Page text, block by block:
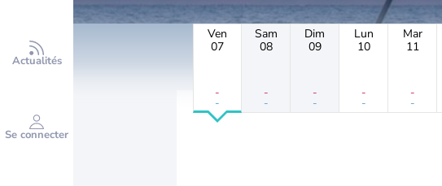
Actualités
Se connecter
Ven
07
-
-
Sam
08
-
-
Dim
09
-
-
Lun
10
-
-
Mar
11
-
-